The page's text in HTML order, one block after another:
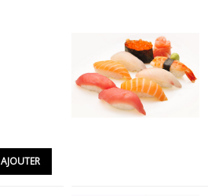
AJOUTER